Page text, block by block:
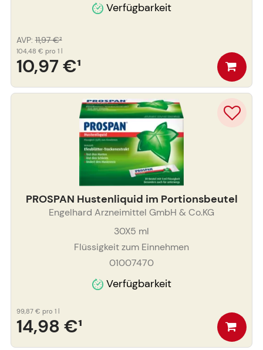
Verfügbarkeit
10,97 €¹
AVP: 11,97 €²
104,48 € pro 1 l
PROSPAN Hustenliquid im Portionsbeutel
Engelhard Arzneimittel GmbH & Co.KG
30X5 ml
Flüssigkeit zum Einnehmen
01007470
Verfügbarkeit
14,98 €¹
99,87 € pro 1 l